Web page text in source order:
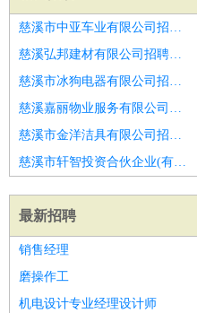
慈溪市中亚车业有限公司招聘固安县高薪诚聘美体师待遇优厚
慈溪弘邦建材有限公司招聘美容美体师
慈溪市冰狗电器有限公司招聘德州市招聘美容技师6
慈溪嘉丽物业服务有限公司招聘美体师
慈溪市金洋洁具有限公司招聘临沂市招聘美体师6
慈溪市轩智投资合伙企业(有限合伙)招聘急招美体师
最新招聘
销售经理
磨操作工
机电设计专业经理设计师